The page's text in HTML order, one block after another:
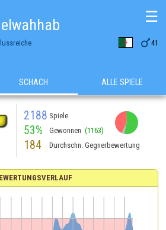
41
☰
SCHACH ALLE SPIELE
2188 Spiele
53% Gewonnen (1163)
184 Durchschn. Gegnerbewertung